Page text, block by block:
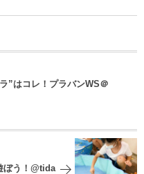
”はコレ！プラバンWS＠
ぼう！@tida